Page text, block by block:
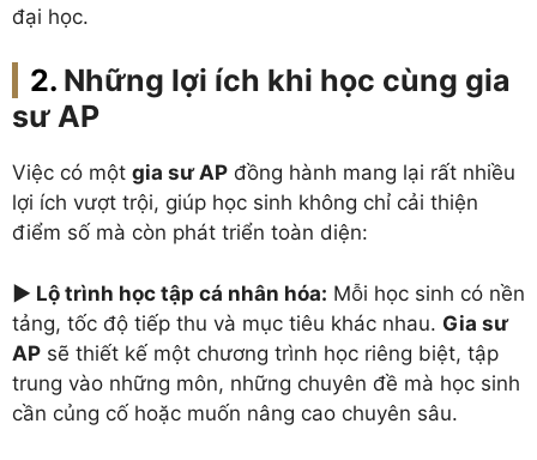
đại học.
Những lợi ích khi học cùng gia
sư AP
Việc có một gia sư AP đồng hành mang lại rất nhiều
lợi ích vượt trội, giúp học sinh không chỉ cải thiện
điểm số mà còn phát triển toàn diện:
► Lộ trình học tập cá nhân hóa: Mỗi học sinh có nền
tảng, tốc độ tiếp thu và mục tiêu khác nhau. Gia sư
AP sẽ thiết kế một chương trình học riêng biệt, tập
trung vào những môn, những chuyên đề mà học sinh
cần củng cố hoặc muốn nâng cao chuyên sâu.